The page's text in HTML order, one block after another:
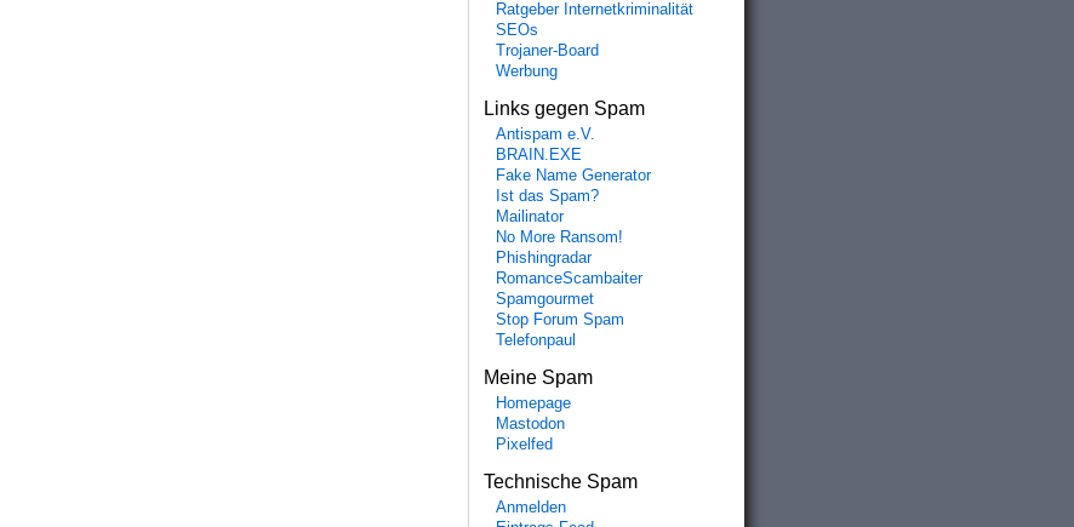
Ratgeber Internetkriminalität
SEOs
Trojaner-Board
Werbung
Links gegen Spam
Antispam e.V.
BRAIN.EXE
Fake Name Generator
Ist das Spam?
Mailinator
No More Ransom!
Phishingradar
RomanceScambaiter
Spamgourmet
Stop Forum Spam
Telefonpaul
Meine Spam
Homepage
Mastodon
Pixelfed
Technische Spam
Anmelden